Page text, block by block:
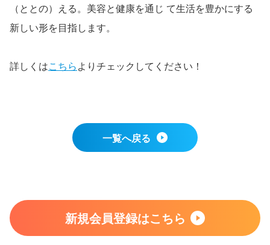
（ととの）える。美容と健康を通じ て生活を豊かにする
新しい形を目指します。
詳しくはこちらよりチェックしてください！
一覧へ戻る
新規会員登録はこちら